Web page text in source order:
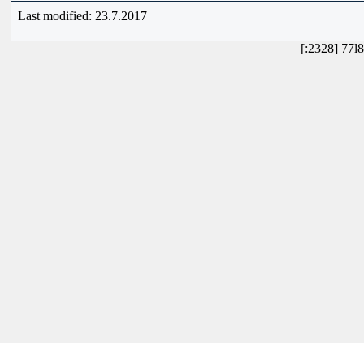
Last modified: 23.7.2017
[:2328]